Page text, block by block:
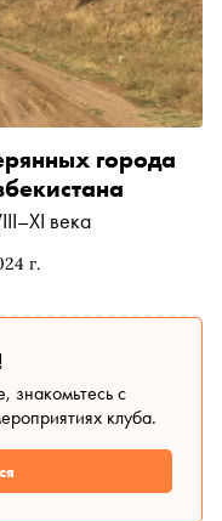
г.
города
века
знакомьтесь с
клуба.